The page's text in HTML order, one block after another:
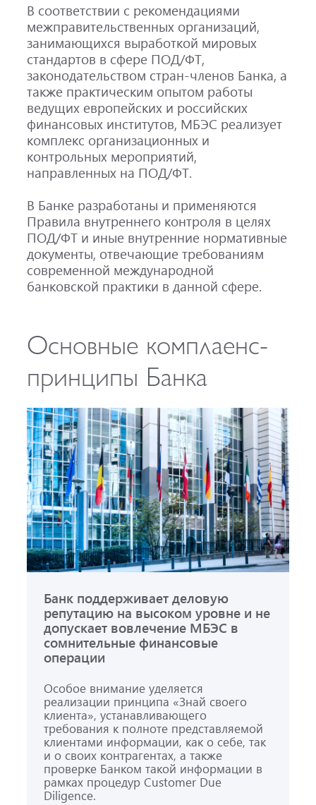
В соответствии с рекомендациями
межправительственных организаций,
занимающихся выработкой мировых
стандартов в сфере ПОД/ФТ,
законодательством стран-членов Банка, а
также практическим опытом работы
ведущих европейских и российских
финансовых институтов, МБЭС реализует
комплекс организационных и
контрольных мероприятий,
направленных на ПОД/ФТ.
В Банке разработаны и применяются
Правила внутреннего контроля в целях
ПОД/ФТ и иные внутренние нормативные
документы, отвечающие требованиям
современной международной
банковской практики в данной сфере.
Основные комплаенс-
принципы Банка
Банк поддерживает деловую
репутацию на высоком уровне и не
допускает вовлечение МБЭС в
сомнительные финансовые
операции
Особое внимание уделяется
реализации принципа «Знай своего
клиента», устанавливающего
требования к полноте представляемой
клиентами информации, как о себе, так
и о своих контрагентах, а также
проверке Банком такой информации в
рамках процедур Customer Due
Diligence.